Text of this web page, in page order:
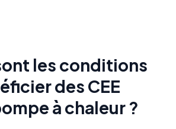
les conditions
des CEE
à chaleur ?